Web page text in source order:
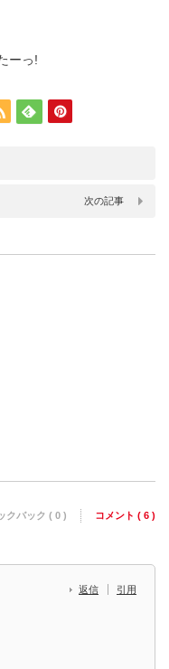
ーっ!
次の記事
クバック ( 0 ) コメント ( 6 )
返信 引用